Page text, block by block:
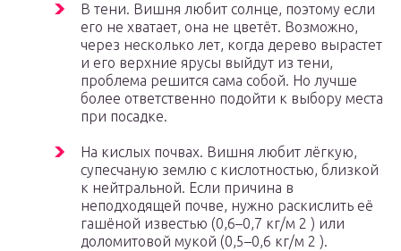
В тени. Вишня любит солнце, поэтому если
его не хватает, она не цветёт. Возможно,
через несколько лет, когда дерево вырастет
и его верхние ярусы выйдут из тени,
проблема решится сама собой. Но лучше
более ответственно подойти к выбору места
при посадке.
На кислых почвах. Вишня любит лёгкую,
супесчаную землю с кислотностью, близкой
к нейтральной. Если причина в
неподходящей почве, нужно раскислить её
гашёной известью (0,6–0,7 кг/м 2 ) или
доломитовой мукой (0,5–0,6 кг/м 2 ).